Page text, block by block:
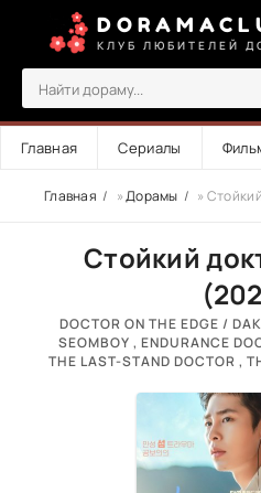
КЛУБ ЛЮБИТЕЛЕЙ
Главная Сериалы
Главная »Дорамы »
Стойкий
DOCTOR ON THE EDGE /
SEOMBOY , ENDURANCE
THE LAST-STAND DOCTOR ,